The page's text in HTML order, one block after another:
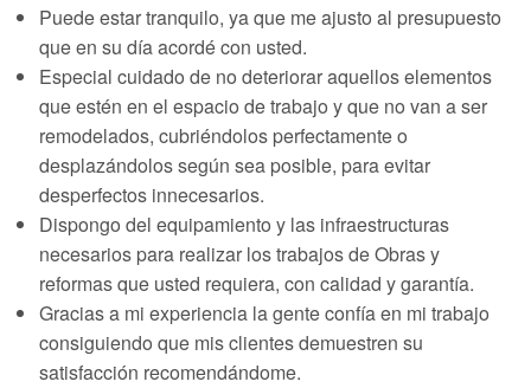
Puede estar tranquilo, ya que me ajusto al presupuesto
que en su día acordé con usted.
Especial cuidado de no deteriorar aquellos elementos
que estén en el espacio de trabajo y que no van a ser
remodelados, cubriéndolos perfectamente o
desplazándolos según sea posible, para evitar
desperfectos innecesarios.
Dispongo del equipamiento y las infraestructuras
necesarios para realizar los trabajos de Obras y
reformas que usted requiera, con calidad y garantía.
Gracias a mi experiencia la gente confía en mi trabajo
consiguiendo que mis clientes demuestren su
satisfacción recomendándome.